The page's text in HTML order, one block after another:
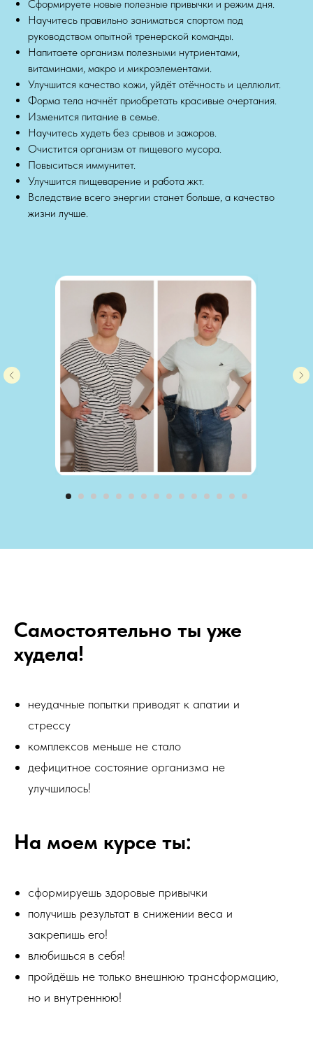
Сформируете новые полезные привычки и режим дня.
Научитесь правильно заниматься спортом под
руководством опытной тренерской команды.
Напитаете организм полезными нутриентами,
витаминами, макро и микроэлементами.
Улучшится качество кожи, уйдёт отёчность и целлюлит.
Форма тела начнёт приобретать красивые очертания.
Изменится питание в семье.
Научитесь худеть без срывов и зажоров.
Очистится организм от пищевого мусора.
Повыситься иммунитет.
Улучшится пищеварение и работа жкт.
Вследствие всего энергии станет больше, а качество
жизни лучше.
Самостоятельно ты уже
худела!
неудачные попытки приводят к апатии и
стрессу
комплексов меньше не стало
дефицитное состояние организма не
улучшилось!
На моем курсе ты:
сформируешь здоровые привычки
получишь результат в снижении веса и
закрепишь его!
влюбишься в себя!
пройдёшь не только внешнюю трансформацию,
но и внутреннюю!